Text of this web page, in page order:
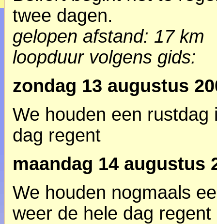
twee dagen.
gelopen afstand: 17 km
loopduur volgens gids:
zondag 13 augustus
We houden een
dag regent
maandag 14 augustus
We houden nogmaals
weer de hele dag regent